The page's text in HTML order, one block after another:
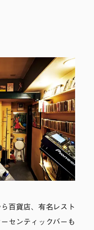
百貨店、有名レスト
センティックバーも